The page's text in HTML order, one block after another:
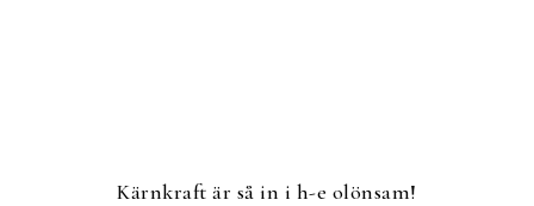
Kärnkraft är så in i h-e olönsam!